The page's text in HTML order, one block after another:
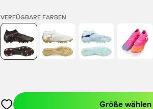
VERFÜGBARE FARBEN
Größe wählen